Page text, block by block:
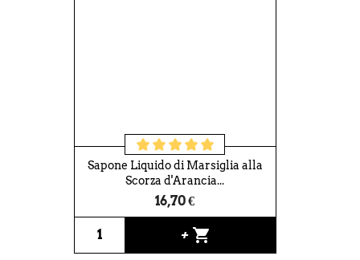
Sapone Liquido di Marsiglia alla
Scorza d'Arancia...
16,70 €
+ shopping_cart